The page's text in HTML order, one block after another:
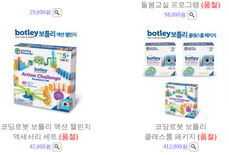
29,000원
돌봄교실 프로그램 (품절)
98,000원
코딩로봇 보틀리 액션 챌린지
액세서리 세트 (품절)
42,000원
코딩로봇 보틀리
클래스룸 패키지 (품절)
412,000원